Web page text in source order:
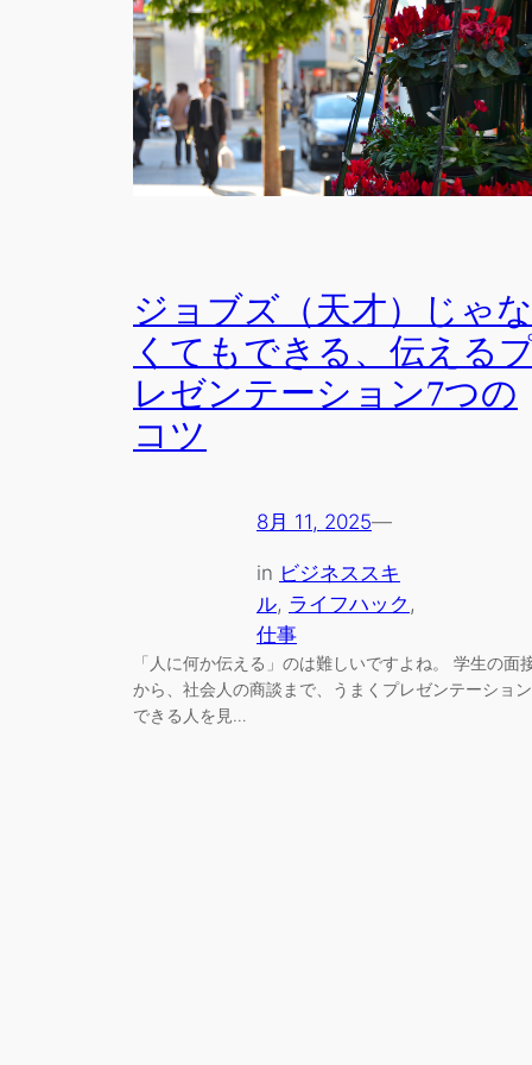
ジョブズ（天才）じゃな
くてもできる、伝える
レゼンテーション7つの
コツ
8月 11, 2025—
in ビジネススキ
ル, ライフハック
仕事
「人に何か伝える」のは難しいですよね。 学生の面
から、社会人の商談まで、うまくプレゼンテーション
できる人を見…